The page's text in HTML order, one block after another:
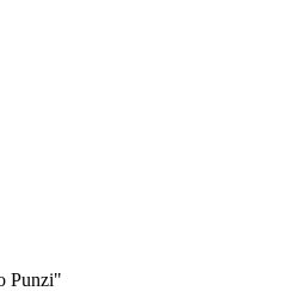
Punzi"